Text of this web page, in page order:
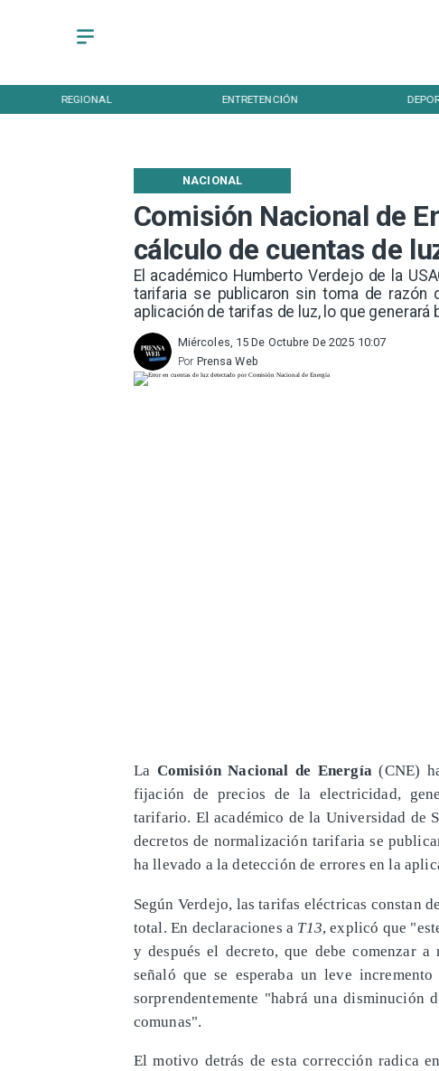
REGIONAL ENTRETENCIÓN
Comisión Nacional de
cálculo de cuentas de
El académico Humberto Verdejo de la
tarifaria se publicaron sin toma de razón
aplicación de tarifas de luz, lo que generará
NACIONAL
Miércoles, 15 De Octubre De 2025 10:07
Prensa Web
Por
La Comisión Nacional de Energía(CNE)
fijación de precios de la electricidad,
tarifario. El académico de la Universidad de
decretos de normalización tarifaria se
ha llevado a la detección de errores en la
Según Verdejo, las tarifas eléctricas constan
total. En declaraciones a T13, explicó que
y después el decreto, que debe comenzar
señaló que se esperaba un leve
sorprendentemente "habrá una
comunas".
El motivo detrás de esta corrección radica